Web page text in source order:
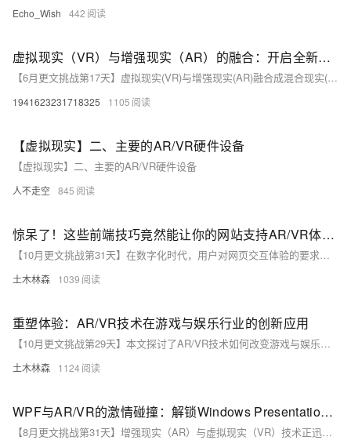
Echo_Wish 442
虚拟现实（VR）与增强现实（AR）的融合：开启全新交互时代
【6月更文挑战第17天】虚拟现实(VR)与增强现实(AR)融合成混合现实(MR)，打造全新交互体验。MR结合VR的沉浸感和AR的现实增强，应用于教育、游戏、设计和营销，带来创新教学方式、沉浸式游戏体验和高效设计工具。尽管面临技术挑战，随着5G和AI的发展，MR有望引领未来交互的革命。
1941623231718325 1105
【虚拟现实】二、主要的AR/VR硬件设备
【虚拟现实】二、主要的AR/VR硬件设备
人不走空 845
惊呆了！这些前端技巧竟然能让你的网站支持AR/VR体验！
【10月更文挑战第31天】在数字化时代，用户对网页交互体验的要求日益提高，传统二维网页已难以满足需求。本文介绍如何利用前端技术，特别是Three.js，实现AR/VR体验，提升用户满意度和网站价值。通过示例代码，展示如何创建简单的3D场景，并探讨AR/VR技术的基本原理和常用工具，帮助开发者打造沉浸式体验。
土木林森 1039
重塑体验：AR/VR技术在游戏与娱乐行业的创新应用
【10月更文挑战第29天】本文探讨了AR/VR技术如何改变游戏与娱乐行业，介绍了AR和VR的基本概念及其在游戏和娱乐中的应用实例，包括《精灵宝可梦GO》的AR开发和VR视频播放器的实现代码，并展望了未来的发展趋势。
土木林森 1124
WPF与AR/VR的激情碰撞：解锁Windows Presentation Foundation应用新维度，探索增强现实与虚拟现实技术在现代UI设计中的无限可能与实战应用详解
【8月更文挑战第31天】增强现实（AR）与虚拟现实（VR）技术正迅速改变生活和工作方式，在游戏、教育及工业等领域展现出广泛应用前景。本文探讨如何在Windows Presentation Foundation（WPF）环境中实现AR/VR功能，通过具体示例代码展示整合过程。尽管WPF本身不直接支持AR/VR，但借助第三方库如Unity、Vuforia或OpenVR，可实现沉浸式体验。例如，通过Unity和Vuforia在WPF中创建AR应用，或利用OpenVR在WPF中集成VR功能，从而提升用户体验并拓展应用功能边界。